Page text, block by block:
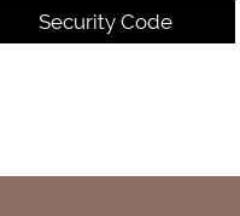
Security Code